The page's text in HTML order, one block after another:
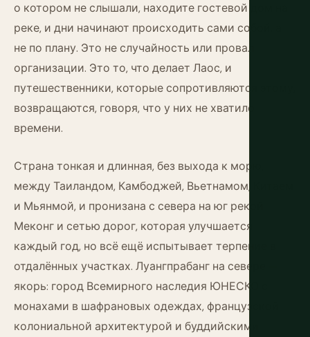
о котором не слышали, находите гостевой дом на
реке, и дни начинают происходить сами собой, а
не по плану. Это не случайность или провал
организации. Это то, что делает Лаос, и
путешественники, которые сопротивляются этому,
возвращаются, говоря, что у них не хватило
времени.
Страна тонкая и длинная, без выхода к морю,
между Таиландом, Камбоджей, Вьетнамом, Китаем
и Мьянмой, и пронизана с севера на юг рекой
Меконг и сетью дорог, которая улучшается
каждый год, но всё ещё испытывает терпение в
отдалённых участках. Луангпрабанг на севере —
якорь: город Всемирного наследия ЮНЕСКО с
монахами в шафрановых одеждах, французской
колониальной архитектурой и буддийскими